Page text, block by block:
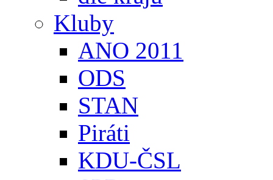
Kluby
ANO 2011
ODS
STAN
Piráti
KDU-ČSL